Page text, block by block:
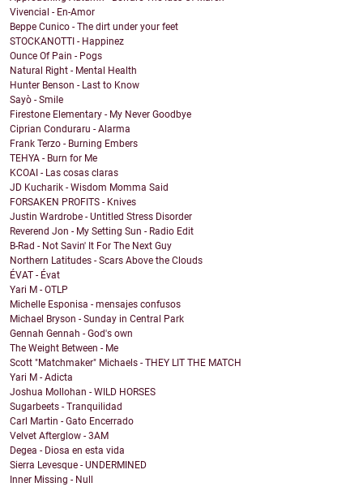
Vivencial - En-Amor
Beppe Cunico - The dirt under your feet
STOCKANOTTI - Happinez
Ounce Of Pain - Pogs
Natural Right - Mental Health
Hunter Benson - Last to Know
Sayò - Smile
Firestone Elementary - My Never Goodbye
Ciprian Conduraru - Alarma
Frank Terzo - Burning Embers
TEHYA - Burn for Me
KCOAI - Las cosas claras
JD Kucharik - Wisdom Momma Said
FORSAKEN PROFITS - Knives
Justin Wardrobe - Untitled Stress Disorder
Reverend Jon - My Setting Sun - Radio Edit
B-Rad - Not Savin' It For The Next Guy
Northern Latitudes - Scars Above the Clouds
ÉVAT - Évat
Yari M - OTLP
Michelle Esponisa - mensajes confusos
Michael Bryson - Sunday in Central Park
Gennah Gennah - God's own
The Weight Between - Me
Scott "Matchmaker" Michaels - THEY LIT THE MATCH
Yari M - Adicta
Joshua Mollohan - WILD HORSES
Sugarbeets - Tranquilidad
Carl Martin - Gato Encerrado
Velvet Afterglow - 3AM
Degea - Diosa en esta vida
Sierra Levesque - UNDERMINED
Inner Missing - Null